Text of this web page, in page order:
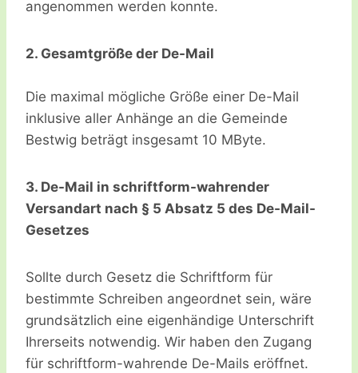
angenommen werden konnte.
2. Gesamtgröße der De-Mail
Die maximal mögliche Größe einer De-Mail
inklusive aller Anhänge an die Gemeinde
Bestwig beträgt insgesamt 10 MByte.
3. De-Mail in schriftform-wahrender
Versandart nach § 5 Absatz 5 des De-Mail-
Gesetzes
Sollte durch Gesetz die Schriftform für
bestimmte Schreiben angeordnet sein, wäre
grundsätzlich eine eigenhändige Unterschrift
Ihrerseits notwendig. Wir haben den Zugang
für schriftform-wahrende De-Mails eröffnet.